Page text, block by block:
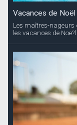
Vacances de
Les maîtres-nageurs
les vacances de Noe?l